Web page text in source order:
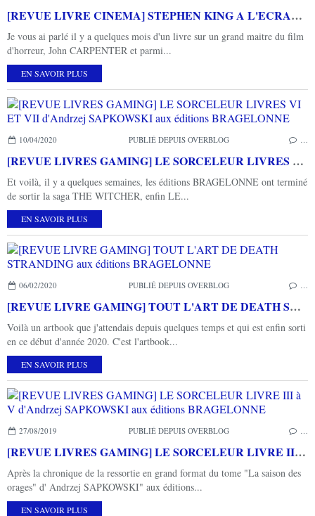
[REVUE LIVRE CINEMA] STEPHEN KING A L'ECRAN de Ian NATHAN aux éditions BRAGELONNE
Je vous ai parlé il y a quelques mois d'un livre sur un grand maitre du film
d'horreur, John CARPENTER et parmi...
EN SAVOIR PLUS
10/04/2020 PUBLIÉ DEPUIS OVERBLOG
[REVUE LIVRES GAMING] LE SORCELEUR LIVRES VI ET VII d'Andrzej SAPKOWSKI aux éditions BRAGELONNE
Et voilà, il y a quelques semaines, les éditions BRAGELONNE ont terminé
de sortir la saga THE WITCHER, enfin LE...
EN SAVOIR PLUS
06/02/2020 PUBLIÉ DEPUIS OVERBLOG
[REVUE LIVRE GAMING] TOUT L'ART DE DEATH STRANDING aux éditions BRAGELONNE
Voilà un artbook que j'attendais depuis quelques temps et qui est enfin sorti
en ce début d'année 2020. C'est l'artbook...
EN SAVOIR PLUS
27/08/2019 PUBLIÉ DEPUIS OVERBLOG
[REVUE LIVRES GAMING] LE SORCELEUR LIVRE III à V d'Andrzej SAPKOWSKI aux éditions BRAGELONNE
Après la chronique de la ressortie en grand format du tome "La saison des
orages" d' Andrzej SAPKOWSKI" aux éditions...
EN SAVOIR PLUS